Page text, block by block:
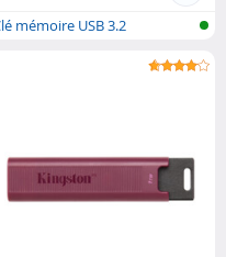
mémoire USB 3.2